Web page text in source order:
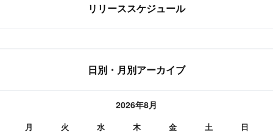
リリーススケジュール
日別・月別アーカイブ
2026年8月
月 火 水 木 金 土 日